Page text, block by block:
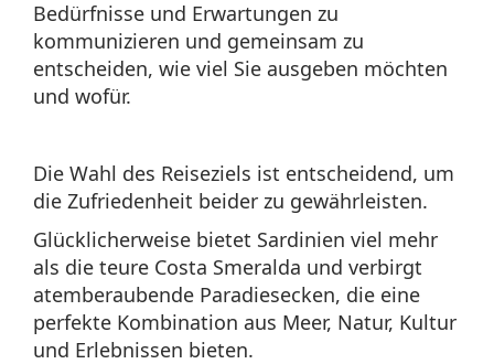
Bedürfnisse und Erwartungen zu
kommunizieren und gemeinsam zu
entscheiden, wie viel Sie ausgeben möchten
und wofür.
Die Wahl des Reiseziels ist entscheidend, um
die Zufriedenheit beider zu gewährleisten.
Glücklicherweise bietet Sardinien viel mehr
als die teure Costa Smeralda und verbirgt
atemberaubende Paradiesecken, die eine
perfekte Kombination aus Meer, Natur, Kultur
und Erlebnissen bieten.